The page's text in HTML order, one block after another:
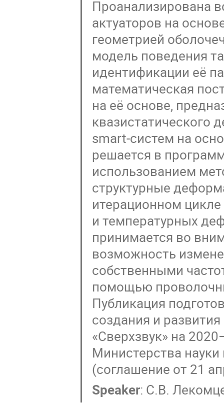
Проанализирована
актуаторов на
геометрией
модель поведения
идентификации её
математическая
на её основе,
квазистатического
smart-систем на
решается в
использованием
структурные
итерационном
и температурных
принимается во
возможность
собственными
помощью
Публикация
создания и
«Сверхзвук» на
Министерства
(соглашение от 21
Speaker: С.В.